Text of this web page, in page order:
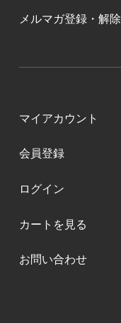
メルマガ登録・解除
マイアカウント
会員登録
ログイン
カートを見る
お問い合わせ